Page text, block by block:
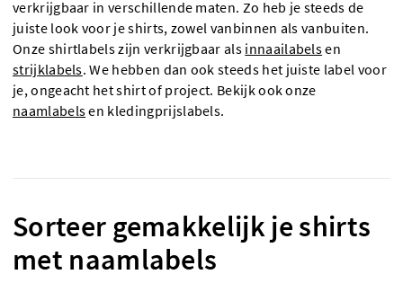
verkrijgbaar in verschillende maten. Zo heb je steeds de
juiste look voor je shirts, zowel vanbinnen als vanbuiten.
Onze shirtlabels zijn verkrijgbaar als innaailabelsen
strijklabels. We hebben dan ook steeds het juiste label voor
je, ongeacht het shirt of project. Bekijk ook onze
naamlabelsen kledingprijslabels.
Sorteer gemakkelijk je shirts
met naamlabels